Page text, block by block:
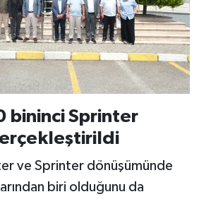
bininci Sprinter
ve Sprinter dönüşümünde
biri olduğunu da